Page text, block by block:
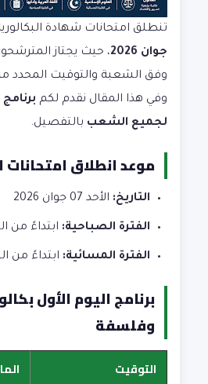
تنطلق امتحانات شهادة البكالوريا دورة
جوان 2026
، حيث يجتاز
وفق الشعبة والتوقيت المحدد
وفي هذا المقال نقدم لكم برنامج
لجميع الشعب بالتفصيل.
موعد انطلاق امتحانات
التاريخ: الأحد 07 جوان 2026
الفترة الصباحية: ابتداءً من الساعة
الفترة المسائية: ابتداءً من الساعة
وفلسفة
التوقيت